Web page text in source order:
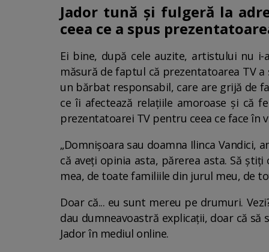
Jador tună și fulgeră la
ceea ce a spus
Ei bine, după cele auzite, artistului nu
măsură de faptul că prezentatoarea TV
un bărbat responsabil, care are grijă de
ce îi afectează relațiile amoroase și că
prezentatoarei TV pentru ceea ce face în
„Domnișoara sau doamna Ilinca Vandici,
că aveți opinia asta, părerea asta. Să
mea, de toate familiile din jurul meu, de
Doar că... eu sunt mereu pe drumuri.
dau dumneavoastră explicații, doar că
Jador în mediul online.